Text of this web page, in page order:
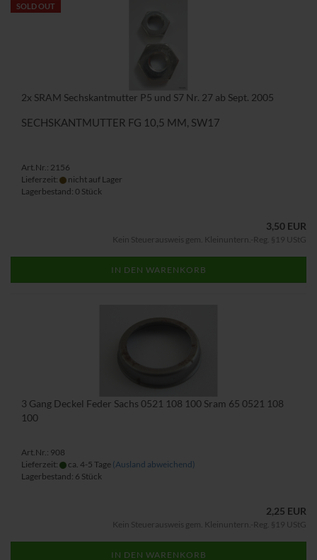
SOLD OUT
2x SRAM Sechskantmutter P5 und S7 Nr. 27 ab Sept. 2005
SECHSKANTMUTTER FG 10,5 MM, SW17
Art.Nr.: 2156
Lieferzeit:
nicht auf Lager
Lagerbestand: 0 Stück
3,50 EUR
Kein Steuerausweis gem. Kleinuntern.-Reg. §19 UStG
IN DEN WARENKORB
3 Gang Deckel Feder Sachs 0521 108 100 Sram 65 0521 108
100
Art.Nr.: 908
Lieferzeit:
ca. 4-5 Tage (Ausland abweichend)
Lagerbestand: 6 Stück
2,25 EUR
Kein Steuerausweis gem. Kleinuntern.-Reg. §19 UStG
IN DEN WARENKORB